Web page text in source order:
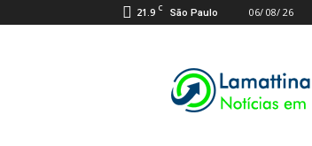
21.9 C São Paulo 06/ 08/ 26
Digital
News